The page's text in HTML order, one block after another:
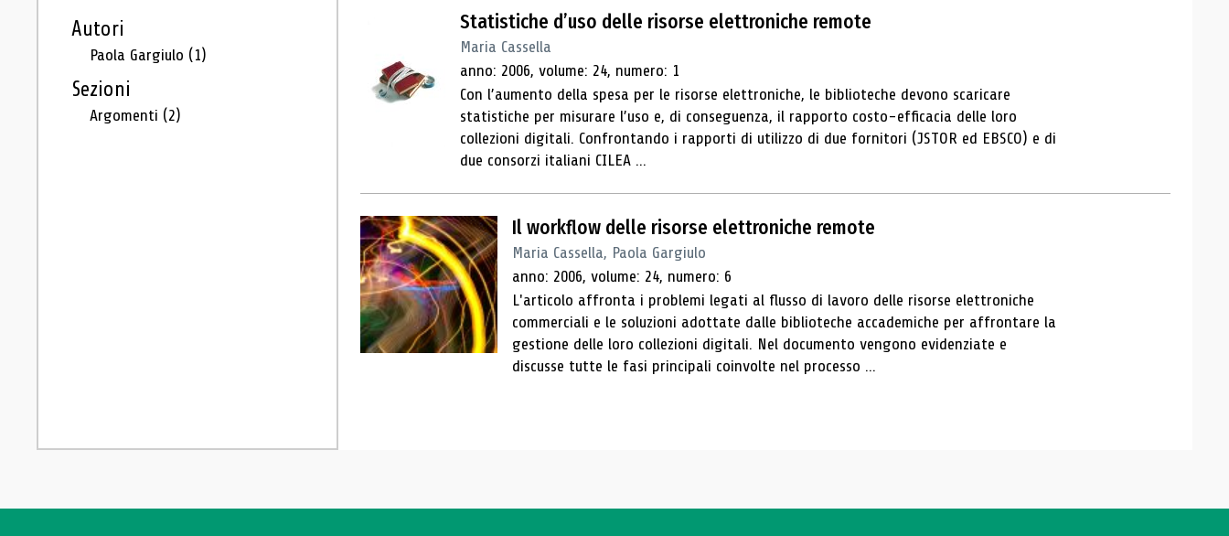
Autori
Paola Gargiulo (1)
Sezioni
Argomenti (2)
Statistiche d’uso delle risorse elettroniche remote
Maria Cassella
anno: 2006, volume: 24, numero: 1
Con l’aumento della spesa per le risorse elettroniche, le biblioteche devono scaricare
statistiche per misurare l’uso e, di conseguenza, il rapporto costo-efficacia delle loro
collezioni digitali. Confrontando i rapporti di utilizzo di due fornitori (JSTOR ed EBSCO) e di
due consorzi italiani CILEA ...
Il workflow delle risorse elettroniche remote
Maria Cassella, Paola Gargiulo
anno: 2006, volume: 24, numero: 6
L'articolo affronta i problemi legati al flusso di lavoro delle risorse elettroniche
commerciali e le soluzioni adottate dalle biblioteche accademiche per affrontare la
gestione delle loro collezioni digitali. Nel documento vengono evidenziate e
discusse tutte le fasi principali coinvolte nel processo ...